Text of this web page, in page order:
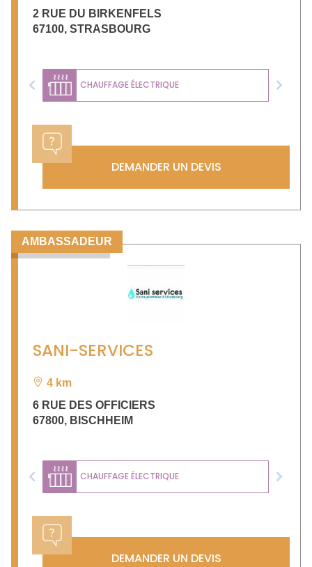
2 RUE DU BIRKENFELS
67100, STRASBOURG
CHAUFFAGE ÉLECTRIQUE
Previous Next
DEMANDER UN DEVIS
AMBASSADEUR
SANI-SERVICES
4 km
6 RUE DES OFFICIERS
67800, BISCHHEIM
CHAUFFAGE ÉLECTRIQUE
Previous Next
DEMANDER UN DEVIS